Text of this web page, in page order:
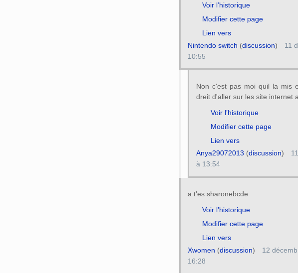
Voir l’historique
Modifier cette page
Lien vers
Nintendo switch (discussion)
11
10:55
Non c'est pas moi quil la mis
dreit d'aller sur les site internet
Voir l’historique
Modifier cette page
Lien vers
Anya29072013 (discussion)
à 13:54
a t'es sharonebcde
Voir l’historique
Modifier cette page
Lien vers
Xwomen (discussion)
12
16:28